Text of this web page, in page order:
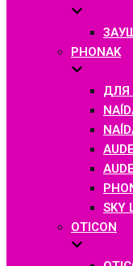
PHONAK
SKY
OTICON